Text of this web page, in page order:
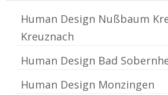
Human Design Nußbaum
Kreuznach
Human Design Bad
Human Design Monzingen